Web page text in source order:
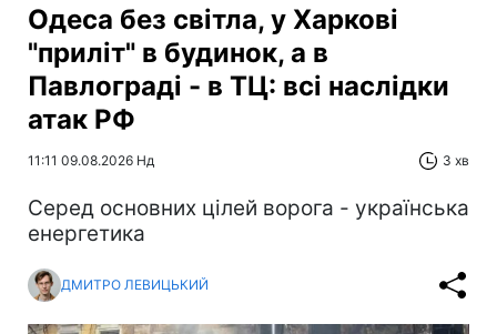
Одеса без світла, у Харкові
"приліт" в будинок, а в
Павлограді - в ТЦ: всі наслідки
атак РФ
11:11 09.08.2026 Нд 3 хв
Серед основних цілей ворога - українська
енергетика
ДМИТРО ЛЕВИЦЬКИЙ